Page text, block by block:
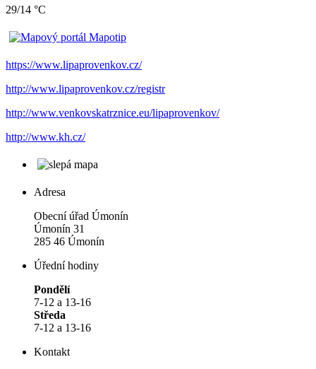
29/14 °C
https://www.lipaprovenkov.cz/
http://www.lipaprovenkov.cz/registr
http://www.venkovskatrznice.eu/lipaprovenkov/
http://www.kh.cz/
Adresa
Obecní úřad Úmonín
Úmonín 31
285 46 Úmonín
Úřední hodiny
Pondělí
7-12 a 13-16
Středa
7-12 a 13-16
Kontakt